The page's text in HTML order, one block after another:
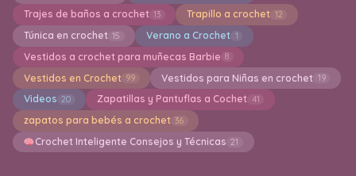
Trajes de baños a crochet 13 Trapillo a crochet 12
Túnica en crochet 15 Verano a Crochet 1
Vestidos a crochet para muñecas Barbie 8
Vestidos en Crochet 99 Vestidos para Niñas en crochet 19
Videos 20 Zapatillas y Pantuflas a Cochet 41
zapatos para bebés a crochet 36
Crochet Inteligente Consejos y Técnicas 21